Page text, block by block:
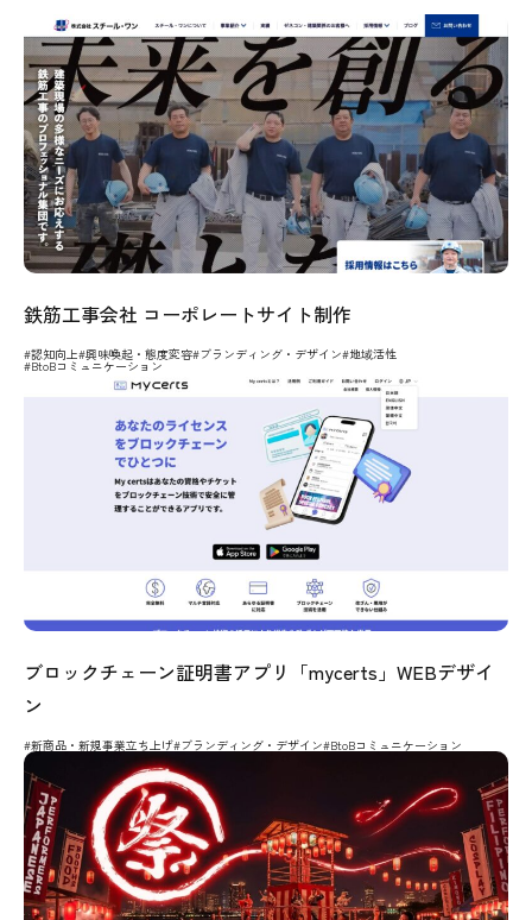
鉄筋工事会社 コーポレートサイト制作
#認知向上#興味喚起・態度変容#ブランディング・デザイン#地域活性
#BtoBコミュニケーション
ブロックチェーン証明書アプリ「mycerts」WEBデザイ
ン
#新商品・新規事業立ち上げ#ブランディング・デザイン#BtoBコミュニケーション